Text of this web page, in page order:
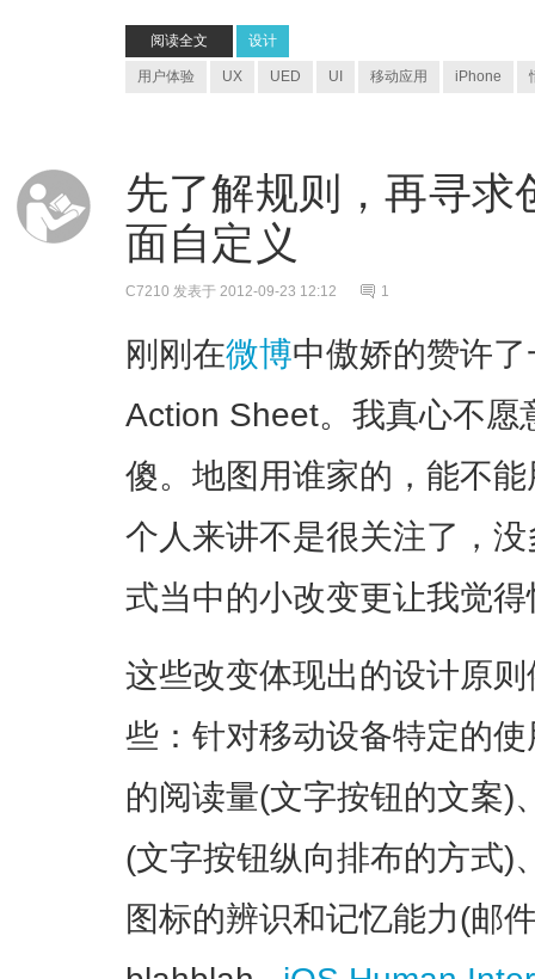
阅读全文 设计
用户体验 UX UED UI 移动应用 iPhone
先了解规则，再寻求
面自定义
C7210 发表于 2012-09-23 12:12 1
刚刚在微博中傲娇的赞许
Action Sheet。我真心不愿
傻。地图用谁家的，能不
个人来讲不是很关注了，
式当中的小改变更让我觉
这些改变体现出的设计原
些：针对移动设备特定的
的阅读量(文字按钮的文案)
(文字按钮纵向排布的方式)
图标的辨识和记忆能力(邮